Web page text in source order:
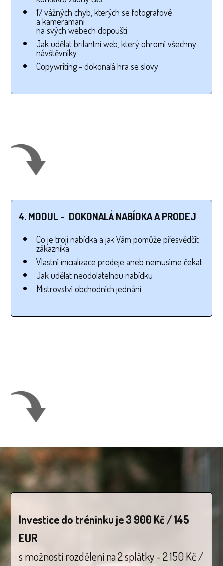
17 vážných chyb, kterých se fotografové
a kameramani
na svých webech dopouští
Jak udělat brilantní web, který ohromí všechny
návštěvníky
Copywriting - dokonalá hra se slovy
4. MODUL - DOKONALÁ NABÍDKA A PRODEJ
Co je trojí nabídka a jak Vám pomůže přesvědčit
zákazníka
Vlastní inicializace prodeje aneb nemusíme čekat
Jak udělat neodolatelnou nabídku
Mistrovství obchodních jednání
Investice do tréninku je 3 900 Kč / 145
EUR
s možností rozdělení na 2 splátky - 2 150 Kč /